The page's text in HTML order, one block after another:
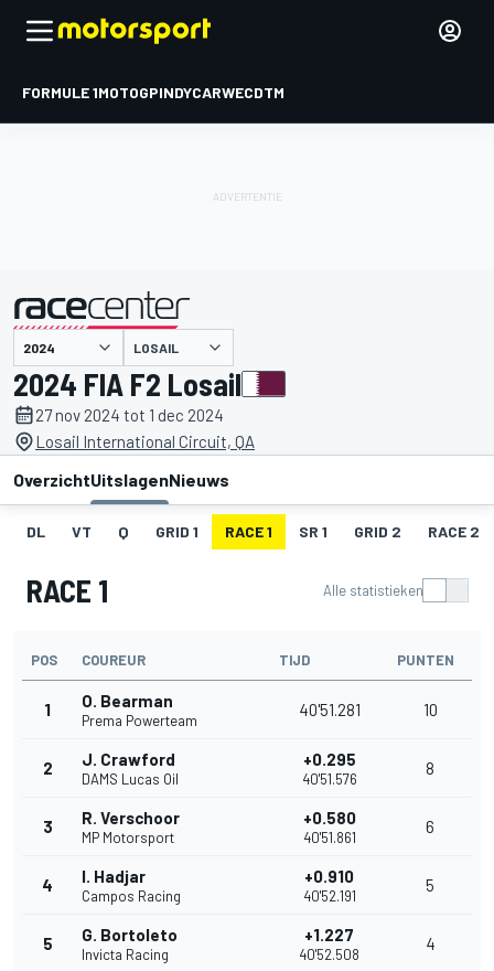
FORMULE 1MOTOGPINDYCARWECDTM
gepresenteerd door LOSAIL
2024 FIA F2 Losail
27 nov 2024 tot 1 dec 2024
Losail International Circuit, QA
OverzichtUitslagenNieuws
DL VT Q GRID 1 RACE 1 SR 1 GRID 2 RACE 2
RACE 1 Alle statistieken
POS COUREUR TIJD PUNTEN
1 O. Bearman
Prema Powerteam
40'51.281 10
2 J. Crawford
DAMS Lucas Oil
+0.295
40'51.576
8
3 R. Verschoor
MP Motorsport
+0.580
40'51.861
6
4 I. Hadjar
Campos Racing
+0.910
40'52.191
5
5 G. Bortoleto
Invicta Racing
+1.227
40'52.508
4